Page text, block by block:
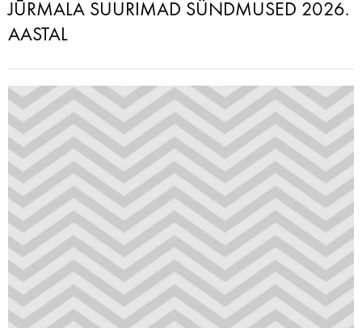
JŪRMALA SUURIMAD SÜNDMUSED 2026.
AASTAL